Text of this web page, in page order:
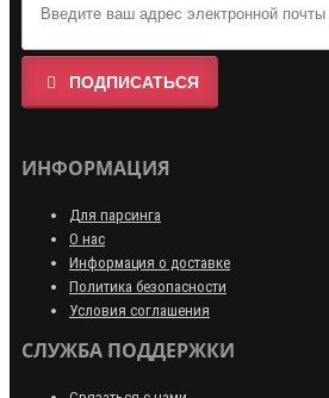
ПОДПИСАТЬСЯ
ИНФОРМАЦИЯ
Для парсинга
О нас
Информация о доставке
Политика безопасности
Условия соглашения
СЛУЖБА ПОДДЕРЖКИ